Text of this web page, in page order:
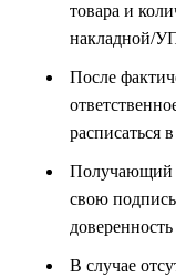
товара и
накладной/
После
расписаться
Получающий
свою
В случае